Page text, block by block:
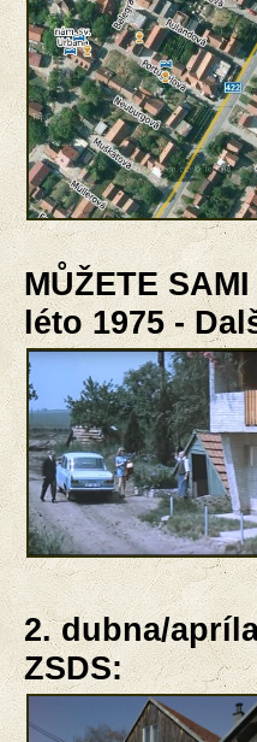
MŮŽETE
léto 1975 -
2. dubna/
ZSDS: